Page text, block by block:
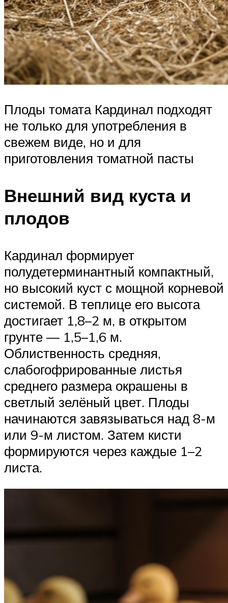
Плоды томата Кардинал подходят
не только для употребления в
свежем виде, но и для
приготовления томатной пасты
Внешний вид куста и
плодов
Кардинал формирует
полудетерминантный компактный,
но высокий куст с мощной корневой
системой. В теплице его высота
достигает 1,8–2 м, в открытом
грунте — 1,5–1,6 м.
Облиственность средняя,
слабогофрированные листья
среднего размера окрашены в
светлый зелёный цвет. Плоды
начинаются завязываться над 8-м
или 9-м листом. Затем кисти
формируются через каждые 1–2
листа.